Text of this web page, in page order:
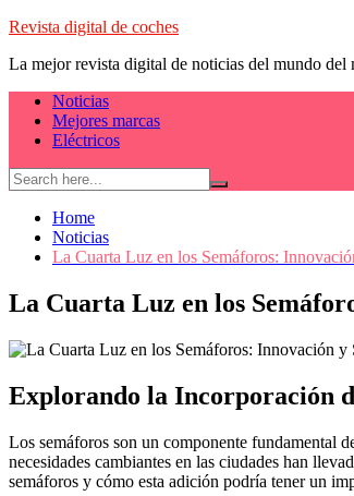
Skip
content
Revista digital de coches
La mejor revista digital de noticias del mundo del
Noticias
Mejores marcas
Eléctricos
Home
Noticias
La Cuarta Luz en los Semáforos:
La Cuarta Luz en los
Explorando la Incorporación
Los semáforos son un componente fundamental
necesidades cambiantes en las ciudades han
semáforos y cómo esta adición podría tener un